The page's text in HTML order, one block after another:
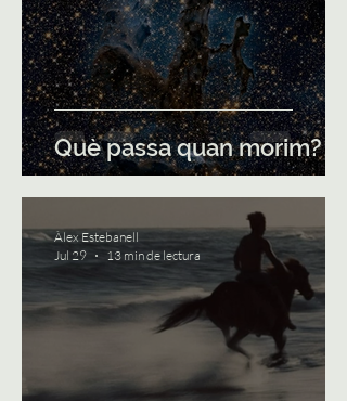
Què passa quan morim?
Àlex Estebanell
Jul 29
13 min de lectura